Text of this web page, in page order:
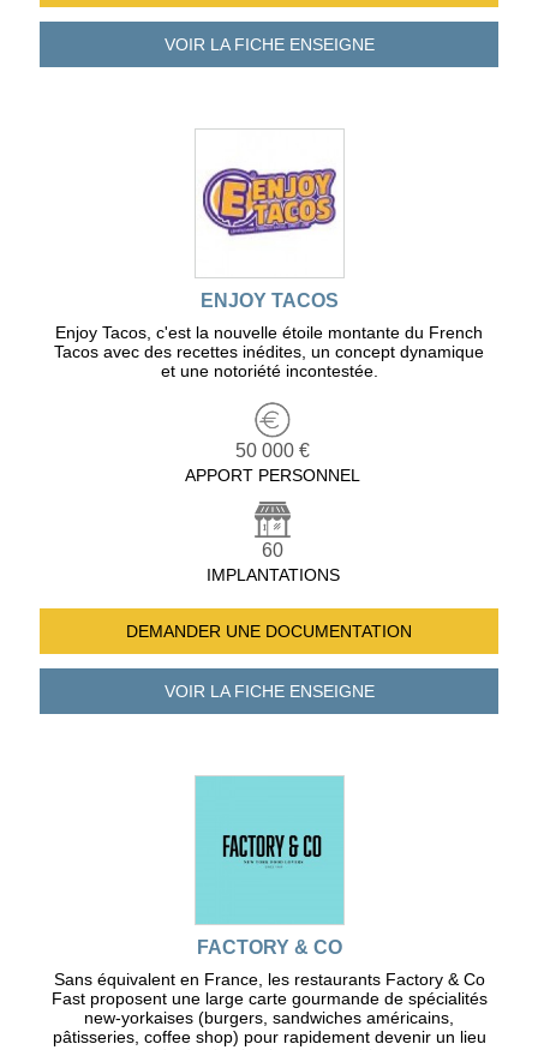
VOIR LA FICHEENSEIGNE
ENJOY TACOS
Enjoy Tacos, c'est la nouvelle étoile montante du French
Tacos avec des recettes inédites, un concept dynamique
et une notoriété incontestée.
50 000 €
APPORT PERSONNEL
60
IMPLANTATIONS
DEMANDER UNE DOCUMENTATION
VOIR LA FICHEENSEIGNE
FACTORY & CO
Sans équivalent en France, les restaurants Factory & Co
Fast proposent une large carte gourmande de spécialités
new-yorkaises (burgers, sandwiches américains,
pâtisseries, coffee shop) pour rapidement devenir un lieu